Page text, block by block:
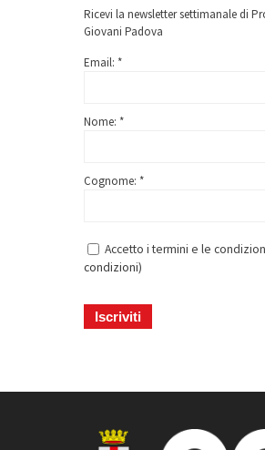
Ricevi la newsletter settimanale di
Giovani Padova
Email: *
Nome: *
Cognome: *
Accetto i termini e le
condizioni)